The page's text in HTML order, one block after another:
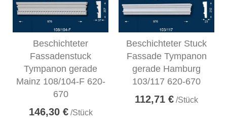
Beschichteter
Fassadenstuck
Tympanon gerade
Mainz 108/104-F 620-
670
146,30 €/Stück
Beschichteter Stuck
Fassade Tympanon
gerade Hamburg
103/117 620-670
112,71 € /Stück